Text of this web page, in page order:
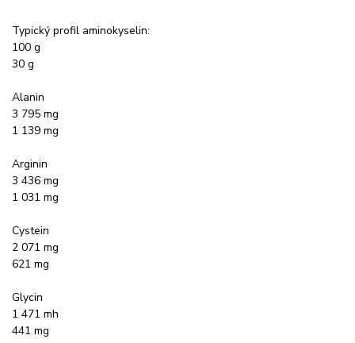
Typický profil aminokyselin:
100 g
30 g
Alanin
3 795 mg
1 139 mg
Arginin
3 436 mg
1 031 mg
Cystein
2 071 mg
621 mg
Glycin
1 471 mh
441 mg